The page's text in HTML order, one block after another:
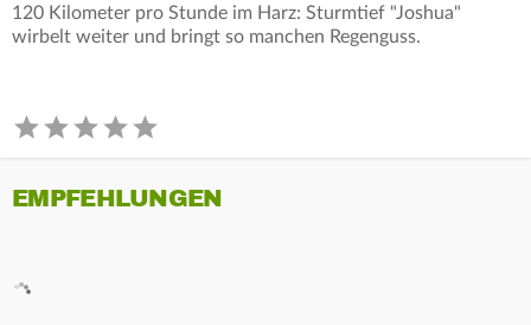
120 Kilometer pro Stunde im Harz: Sturmtief "Joshua"
wirbelt weiter und bringt so manchen Regenguss.
EMPFEHLUNGEN